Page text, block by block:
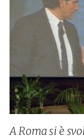
A Roma si è